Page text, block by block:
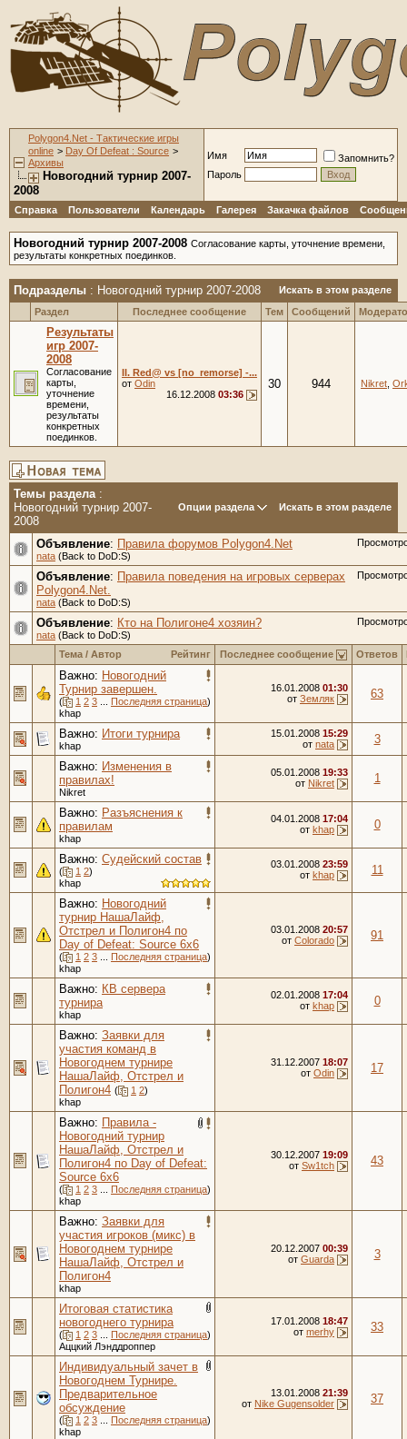
Polygon4.Net - Тактические игры
online > Day Of Defeat : Source >
Архивы
Новогодний турнир 2007-
2008
Имя
Запомнить?
Пароль
Справка Пользователи Календарь Галерея Закачка файлов
Новогодний турнир 2007-2008 Согласование карты, уточнение времени,
результаты конкретных поединков.
Подразделы : Новогодний турнир 2007-2008
Искать в этом разделе
Раздел
Последнее сообщение Тем Сообщений
Результаты
игр 2007-
2008
Согласование
карты,
уточнение
времени,
результаты
конкретных
поединков.
II. Red@ vs [no_remorse] -...
от Odin
16.12.2008 03:36
30 944 Nikret
Темы раздела:
Новогодний турнир 2007-
2008
Опции раздела Искать в этом разделе
Объявление: Правила форумов Polygon4.Net
nata (Back to DoD:S)
Объявление: Правила поведения на игровых серверах
Polygon4.Net.
nata (Back to DoD:S)
Объявление: Кто на Полигоне4 хозяин?
nata (Back to DoD:S)
Рейтинг
Тема / Автор Последнее сообщение Ответов
Важно: Новогодний
Турнир завершен.
( 1 2 3 Последняя страница)
khap
16.01.2008 01:30
от Земляк 63
Важно: Итоги турнира
khap
15.01.2008 15:29
от nata
3
Важно: Изменения в
правилах!
Nikret
05.01.2008 19:33
от Nikret 1
Важно: Разъяснения к
правилам
khap
04.01.2008 17:04
от khap 0
Важно: Судейский состав
( 1 2)
khap
03.01.2008 23:59
от khap 11
Важно: Новогодний
турнир НашаЛайф,
Отстрел и Полигон4 по
Day of Defeat: Source 6x6
( 1 2 3 Последняя страница)
khap
03.01.2008 20:57
от Colorado 91
Важно: КВ сервера
турнира
khap
02.01.2008 17:04
от khap 0
Важно: Заявки для
участия команд в
Новогоднем турнире
НашаЛайф, Отстрел и
Полигон4 ( 1 2)
khap
31.12.2007 18:07
от Odin 17
Важно: Правила -
Новогодний турнир
НашаЛайф, Отстрел и
Полигон4 по Day of Defeat:
Source 6x6
( 1 2 3 Последняя страница)
khap
30.12.2007 19:09
от Sw1tch 43
Важно: Заявки для
участия игроков (микс) в
Новогоднем турнире
НашаЛайф, Отстрел и
Полигон4
khap
20.12.2007 00:39
от Guarda 3
Итоговая статистика
новогоднего турнира
( 1 2 3 Последняя страница)
Аццкий Лэнддроппер
17.01.2008 18:47
от merhy 33
Индивидуальный зачет в
Новогоднем Турнире.
Предварительное
обсуждение
( 1 2 3 Последняя страница)
khap
13.01.2008 21:39
от Nike Gugensolder 37